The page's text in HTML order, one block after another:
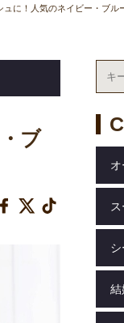
ュに！人気のネイビー・ブル
ブ
結